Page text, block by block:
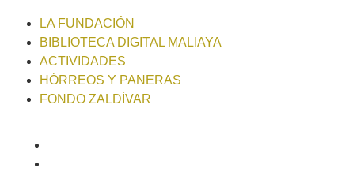
LA FUNDACIÓN
BIBLIOTECA DIGITAL MALIAYA
ACTIVIDADES
HÓRREOS Y PANERAS
FONDO ZALDÍVAR